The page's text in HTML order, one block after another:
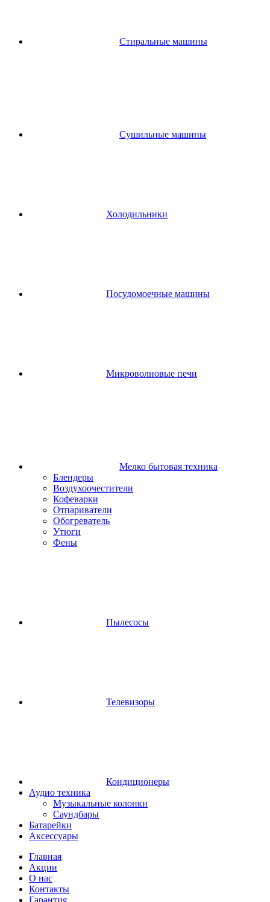
Стиральные машины
Сушильные машины
Холодильники
Посудомоечные машины
Микроволновые печи
Мелко бытовая техника
Блендеры
Воздухоочестители
Кофеварки
Отпариватели
Обогреватель
Утюги
Фены
Пылесосы
Телевизоры
Кондиционеры
Аудио техника
Музыкальные колонки
Саундбары
Батарейки
Аксессуары
Главная
Акции
О нас
Контакты
Гарантия